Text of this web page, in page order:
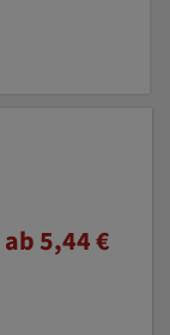
ab 5,44 €